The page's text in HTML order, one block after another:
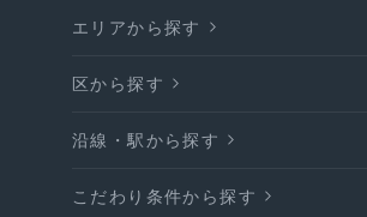
エリアから探す
区から探す
沿線・駅から探す
こだわり条件から探す